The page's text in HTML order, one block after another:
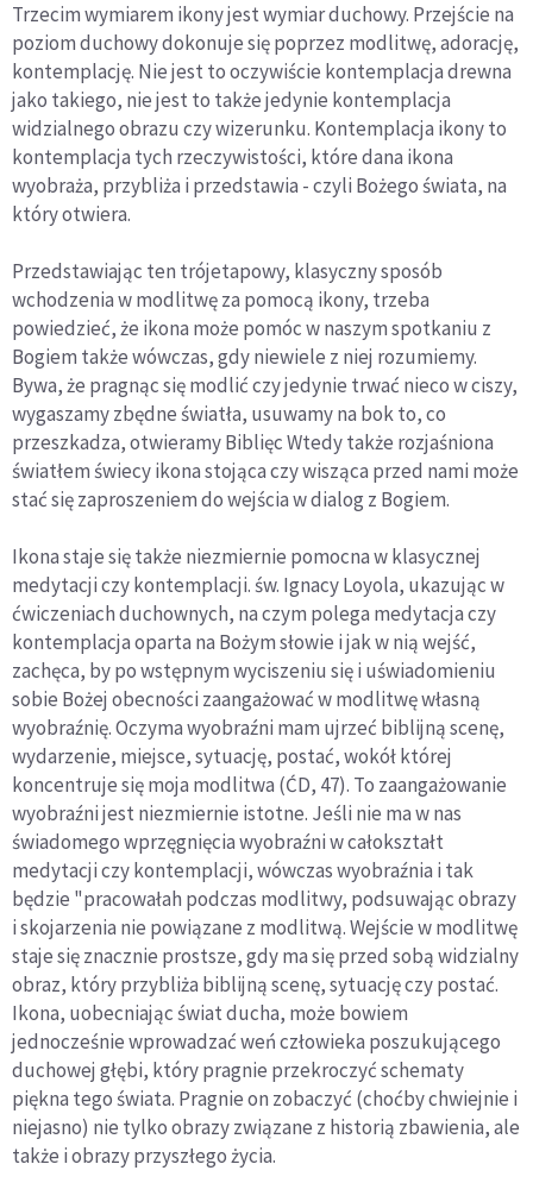
Trzecim wymiarem ikony jest wymiar duchowy. Przejście na
poziom duchowy dokonuje się poprzez modlitwę, adorację,
kontemplację. Nie jest to oczywiście kontemplacja drewna
jako takiego, nie jest to także jedynie kontemplacja
widzialnego obrazu czy wizerunku. Kontemplacja ikony to
kontemplacja tych rzeczywistości, które dana ikona
wyobraża, przybliża i przedstawia - czyli Bożego świata, na
który otwiera.
Przedstawiając ten trójetapowy, klasyczny sposób
wchodzenia w modlitwę za pomocą ikony, trzeba
powiedzieć, że ikona może pomóc w naszym spotkaniu z
Bogiem także wówczas, gdy niewiele z niej rozumiemy.
Bywa, że pragnąc się modlić czy jedynie trwać nieco w ciszy,
wygaszamy zbędne światła, usuwamy na bok to, co
przeszkadza, otwieramy Biblięc Wtedy także rozjaśniona
światłem świecy ikona stojąca czy wisząca przed nami może
stać się zaproszeniem do wejścia w dialog z Bogiem.
Ikona staje się także niezmiernie pomocna w klasycznej
medytacji czy kontemplacji. św. Ignacy Loyola, ukazując w
ćwiczeniach duchownych, na czym polega medytacja czy
kontemplacja oparta na Bożym słowie i jak w nią wejść,
zachęca, by po wstępnym wyciszeniu się i uświadomieniu
sobie Bożej obecności zaangażować w modlitwę własną
wyobraźnię. Oczyma wyobraźni mam ujrzeć biblijną scenę,
wydarzenie, miejsce, sytuację, postać, wokół której
koncentruje się moja modlitwa (ĆD, 47). To zaangażowanie
wyobraźni jest niezmiernie istotne. Jeśli nie ma w nas
świadomego wprzęgnięcia wyobraźni w całokształt
medytacji czy kontemplacji, wówczas wyobraźnia i tak
będzie "pracowałah podczas modlitwy, podsuwając obrazy
i skojarzenia nie powiązane z modlitwą. Wejście w modlitwę
staje się znacznie prostsze, gdy ma się przed sobą widzialny
obraz, który przybliża biblijną scenę, sytuację czy postać.
Ikona, uobecniając świat ducha, może bowiem
jednocześnie wprowadzać weń człowieka poszukującego
duchowej głębi, który pragnie przekroczyć schematy
piękna tego świata. Pragnie on zobaczyć (choćby chwiejnie i
niejasno) nie tylko obrazy związane z historią zbawienia, ale
także i obrazy przyszłego życia.